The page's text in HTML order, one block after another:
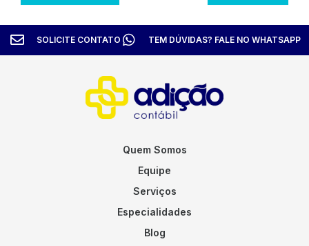
SOLICITE CONTATO TEM DÚVIDAS? FALE NO WHATSAPP
Quem Somos
Equipe
Serviços
Especialidades
Blog